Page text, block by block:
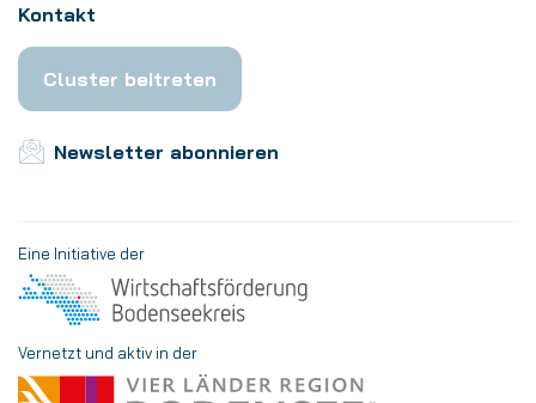
Kontakt
Cluster beitreten
Newsletter abonnieren
Eine Initiative der
Vernetzt und aktiv in der